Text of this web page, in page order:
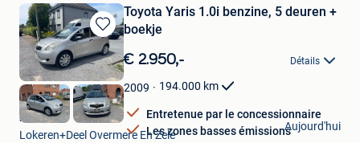
Sauvegarder
dans
Mes
Favoris
Toyota Yaris 1.0i benzine, 5 deuren +
boekje
€ 2.950,- Détails
2009 194.000 km
Entretenue par le concessionnaire
Les zones basses émissions
m.s
Lokeren+Deel Overmere En Zele
Aujourd'hui